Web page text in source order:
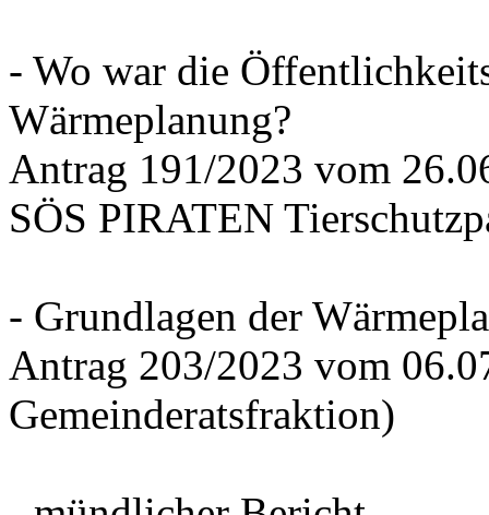
- Wo war die
Wärmeplanung?
Antrag 191/2023 vom
SÖS PIRATEN
- Grundlagen der
Antrag 203/2023 vom
Gemeinderatsfraktion)